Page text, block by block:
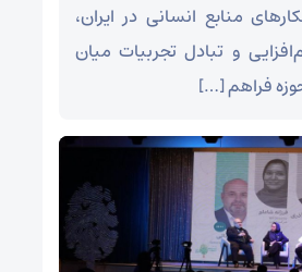
منابع انسانی در ایران،
و تبادل تجربیات میان
فراهم […]